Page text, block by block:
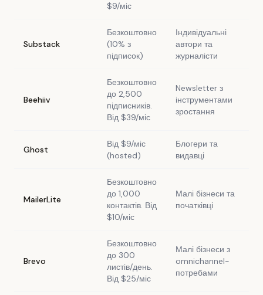
$9/міс
Substack
Безкоштовно
(10% з
підписок)
Індивідуальні
автори та
журналісти
Beehiiv
Безкоштовно
до 2,500
підписників.
Від $39/міс
Newsletter з
інструментами
зростання
Ghost
Від $9/міс
(hosted)
Блогери та
видавці
MailerLite
Безкоштовно
до 1,000
контактів. Від
$10/міс
Малі бізнеси та
початківці
Brevo
Безкоштовно
до 300
листів/день.
Від $25/міс
Малі бізнеси з
omnichannel-
потребами